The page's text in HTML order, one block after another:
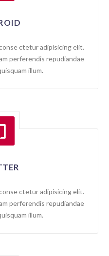
ctetur adipisicing elit.
perferendis repudiandae
illum.
ctetur adipisicing elit.
perferendis repudiandae
illum.